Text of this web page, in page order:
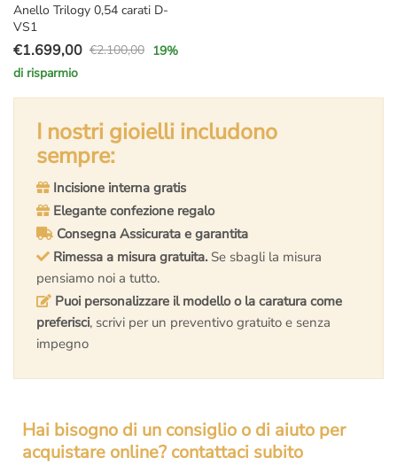
Anello Trilogy 0,54 carati D-
VS1
€2.100,00
Il
prezzo
originale
€2.100,00.
€1.699,00
Il
prezzo
attuale
€1.699,00.
19%
di risparmio
I nostri gioielli includono
sempre:
Incisione interna gratis
Elegante confezione regalo
Consegna Assicurata e garantita
Rimessa a misura gratuita. Se sbagli la misura
pensiamo noi a tutto.
Puoi personalizzare il modello o la caratura come
preferisci, scrivi per un preventivo gratuito e senza
impegno
Hai bisogno di un consiglio o di aiuto per
acquistare online? contattaci subito